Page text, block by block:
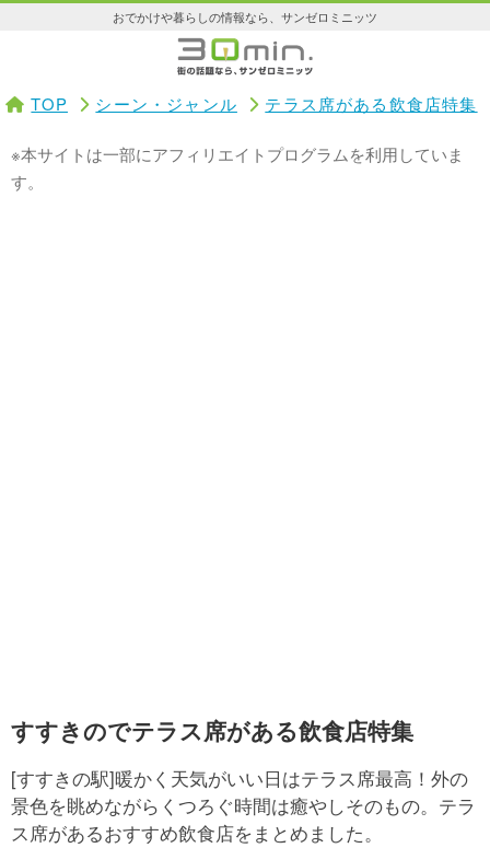
おでかけや暮らしの情報なら、サンゼロミニッツ
TOP シーン・ジャンル テラス席がある飲食店特集
※本サイトは一部にアフィリエイトプログラムを利用していま
す。
すすきのでテラス席がある飲食店特集
[すすきの駅]暖かく天気がいい日はテラス席最高！外の
景色を眺めながらくつろぐ時間は癒やしそのもの。テラ
ス席があるおすすめ飲食店をまとめました。